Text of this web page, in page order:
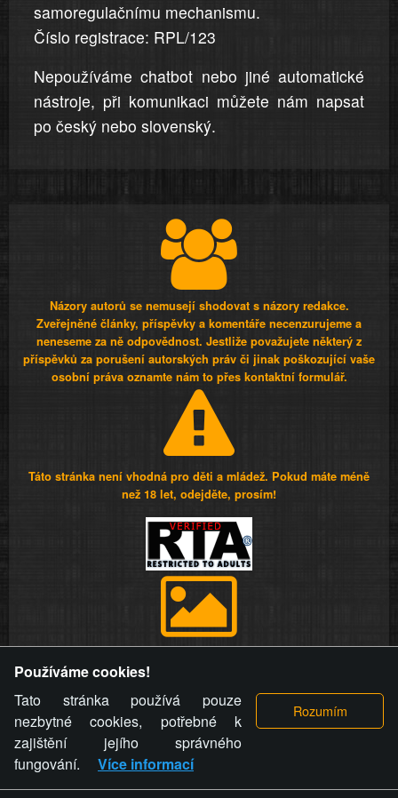
samoregulačnímu mechanismu.
Číslo registrace: RPL/123
Nepoužíváme chatbot nebo jiné automatické
nástroje, při komunikaci můžete nám napsat
po český nebo slovenský.
Názory autorů se nemusejí shodovat s názory redakce.
Zveřejněné články, příspěvky a komentáře necenzurujeme a
neneseme za ně odpovědnost. Jestliže považujete některý z
příspěvků za porušení autorských práv či jinak poškozující vaše
osobní práva oznamte nám to přes kontaktní formulář.
Táto stránka není vhodná pro děti a mládež. Pokud máte méně
než 18 let, odejděte, prosím!
videa a komentáře. Osoba, které se toto opatření provozovatele
stránky týče, ani osoba, která umístila fotografii nebo video na
stránku, nemůže z důvodu odstranění fotografie, videa nebo
komentáře pro výše uvedenou okolnost uplatnit vůči
provozovateli stránky žádný nárok na náhradu škody nebo
nemajetkové újmy.
Používáme cookies!
Tato stránka používá pouze
nezbytné cookies, potřebné k
zajištění jejího správného
fungování.
Více informací